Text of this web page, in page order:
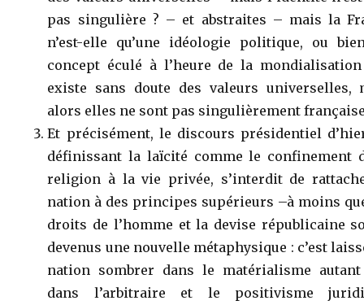
pas singulière ? – et abstraites – mais la
n’est-elle qu’une idéologie politique, ou
concept éculé à l’heure de la
existe sans doute des valeurs universelles,
alors elles ne sont pas singulièrement
Et précisément, le discours présidentiel
définissant la laïcité comme le confinement
religion à la vie privée, s’interdit de
nation à des principes supérieurs –à moins
droits de l’homme et la devise républicaine
devenus une nouvelle métaphysique : c’est
nation sombrer dans le matérialisme autant
dans l’arbitraire et le positivisme